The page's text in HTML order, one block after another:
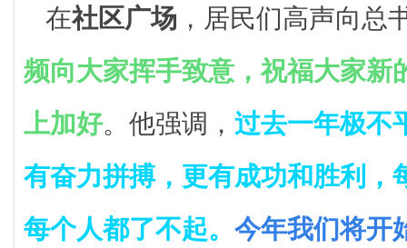
在社区广场 ，居民们高声向总
频向大家挥手致意，祝福大家新
上加好。他强调， 过去一年极不
有奋力拼搏，更有成功和胜利，
每个人都了不起。 今年我们将开